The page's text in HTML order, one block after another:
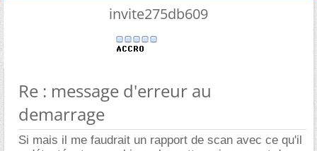
invite275db609
Re : message d'erreur au
demarrage
Si mais il me faudrait un rapport de scan avec ce qu'il